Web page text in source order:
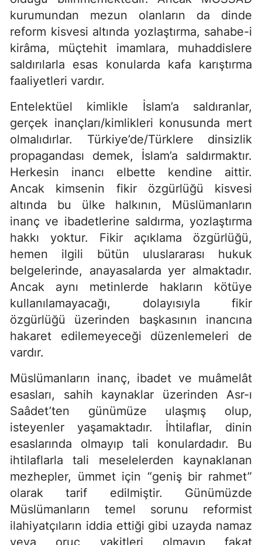
kurumundan mezun olanların da dinde
reform kisvesi altında yozlaştırma, sahabe-i
kirâma, müçtehit imamlara, muhaddislere
saldırılarla esas konularda kafa karıştırma
faaliyetleri vardır.
Entelektüel kimlikle İslam’a saldıranlar,
gerçek inançları/kimlikleri konusunda mert
olmalıdırlar. Türkiye’de/Türklere dinsizlik
propagandası demek, İslam’a saldırmaktır.
Herkesin inancı elbette kendine aittir.
Ancak kimsenin fikir özgürlüğü kisvesi
altında bu ülke halkının, Müslümanların
inanç ve ibadetlerine saldırma, yozlaştırma
hakkı yoktur. Fikir açıklama özgürlüğü,
hemen ilgili bütün uluslararası hukuk
belgelerinde, anayasalarda yer almaktadır.
Ancak aynı metinlerde hakların kötüye
kullanılamayacağı, dolayısıyla fikir
özgürlüğü üzerinden başkasının inancına
hakaret edilemeyeceği düzenlemeleri de
vardır.
Müslümanların inanç, ibadet ve muâmelât
esasları, sahih kaynaklar üzerinden Asr-ı
Saâdet’ten günümüze ulaşmış olup,
isteyenler yaşamaktadır. İhtilaflar, dinin
esaslarında olmayıp tali konulardadır. Bu
ihtilaflarla tali meselelerden kaynaklanan
mezhepler, ümmet için “geniş bir rahmet”
olarak tarif edilmiştir. Günümüzde
Müslümanların temel sorunu reformist
ilahiyatçıların iddia ettiği gibi uzayda namaz
veya oruç vakitleri olmayıp fakat